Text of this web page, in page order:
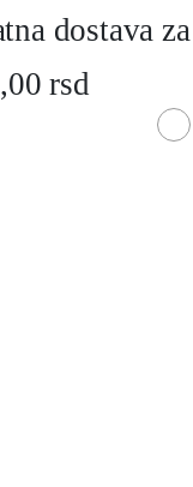
dostava za
rsd